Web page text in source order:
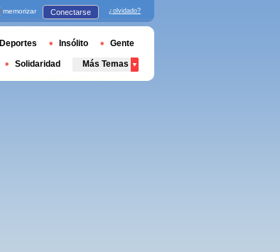
memorizar Conectarse ¿olvidado?
Deportes Insólito Gente
Solidaridad Más Temas